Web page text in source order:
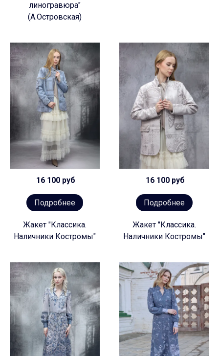
линогравюра"
(А.Островская)
16 100 руб
Подробнее
Жакет "Классика.
Наличники Костромы"
16 100 руб
Подробнее
Жакет "Классика.
Наличники Костромы"